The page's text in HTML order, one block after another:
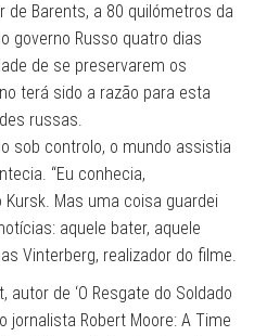
de Barents, a 80 quilómetros da
governo Russo quatro dias
de se preservarem os
terá sido a razão para esta
russas.
sob controlo, o mundo assistia
“Eu conhecia,
Mas uma coisa guardei
aquele bater, aquele
Vinterberg, realizador do filme.
autor de ‘O Resgate do Soldado
jornalista Robert Moore: A Time